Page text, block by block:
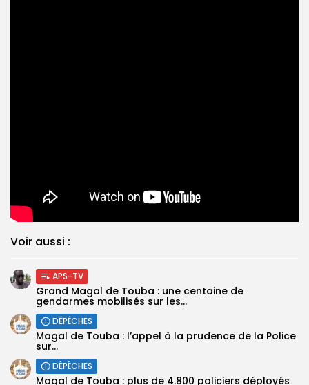
Voir aussi :
APS-TV
Grand Magal de Touba : une centaine de
gendarmes mobilisés sur les...
DÉPÊCHES
Magal de Touba : l’appel à la prudence de la Police
sur...
DÉPÊCHES
Magal de Touba : plus de 4.800 policiers déployés